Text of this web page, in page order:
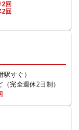
回
回
すぐ）
完全週休2日制）